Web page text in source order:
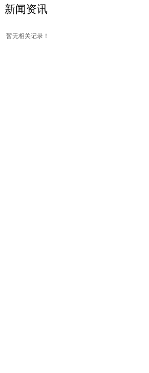
新闻资讯
暂无相关记录！